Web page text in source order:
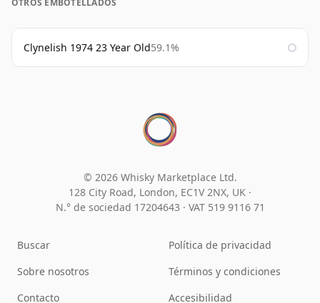
OTROS EMBOTELLADOS
Clynelish 1974 23 Year Old59.1%
© 2026 Whisky Marketplace Ltd.
128 City Road, London, EC1V 2NX, UK ·
N.° de sociedad 17204643 · VAT 519 9116 71
Buscar
Sobre nosotros
Contacto
Política de privacidad
Términos y condiciones
Accesibilidad